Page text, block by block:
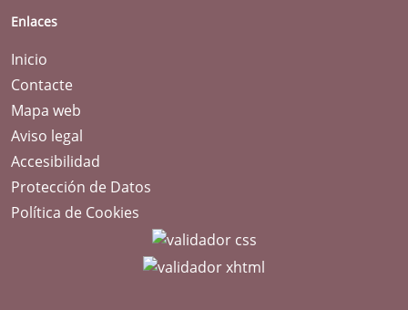
Enlaces
Inicio
Contacte
Mapa web
Aviso legal
Accesibilidad
Protección de Datos
Política de Cookies